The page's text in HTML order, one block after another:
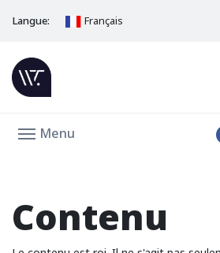
Langue: Français
Menu
Contenu